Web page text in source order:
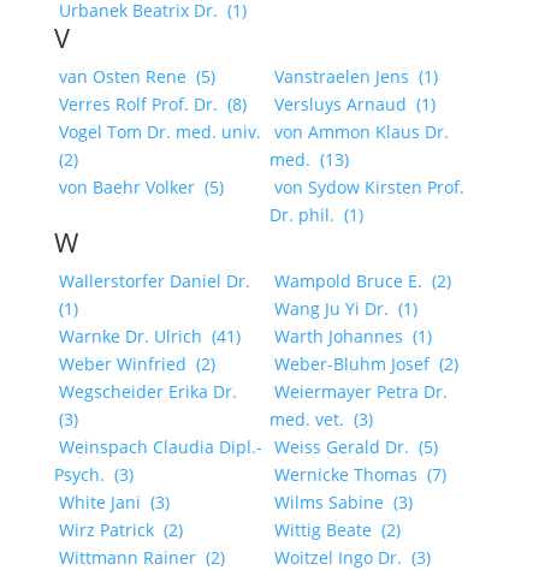
Urbanek Beatrix Dr. (1)
V
van Osten Rene (5) Vanstraelen Jens (1)
Verres Rolf Prof. Dr. (8) Versluys Arnaud (1)
Vogel Tom Dr. med. univ.
(2)
von Ammon Klaus Dr.
med. (13)
von Baehr Volker (5)
von Sydow Kirsten Prof.
Dr. phil. (1)
W
Wallerstorfer Daniel Dr.
(1)
Wampold Bruce E. (2)
Wang Ju Yi Dr. (1)
Warnke Dr. Ulrich (41) Warth Johannes (1)
Weber Winfried (2) Weber-Bluhm Josef (2)
Wegscheider Erika Dr.
(3)
Weiermayer Petra Dr.
med. vet. (3)
Weinspach Claudia Dipl.-
Psych. (3)
Weiss Gerald Dr. (5)
Wernicke Thomas (7)
White Jani (3) Wilms Sabine (3)
Wirz Patrick (2) Wittig Beate (2)
Wittmann Rainer (2) Woitzel Ingo Dr. (3)